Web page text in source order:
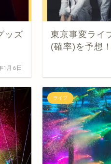
ッズ
1月6日
東京事変ライ
(確率)を予想
ライブ